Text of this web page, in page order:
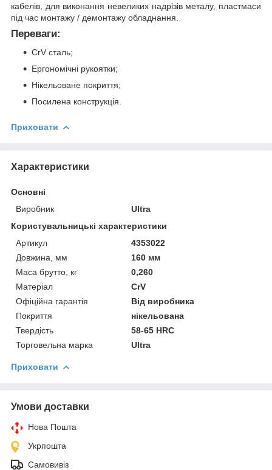
кабелів, для виконання невеликих надрізів металу, пластмаси
під час монтажу / демонтажу обладнання.
Переваги:
CrV сталь;
Ергономічні рукоятки;
Нікельоване покриття;
Посилена конструкція.
Приховати
Характеристики
Основні
Виробник
Ultra
Користувальницькі характеристики
Артикул
4353022
Довжина, мм
160 мм
Маса брутто, кг
0,260
Матеріал
CrV
Офіційна гарантія
Від виробника
Покриття
нікельована
Твердість
58-65 HRC
Торговельна марка
Ultra
Приховати
Умови доставки
Нова Пошта
Укрпошта
Самовивіз